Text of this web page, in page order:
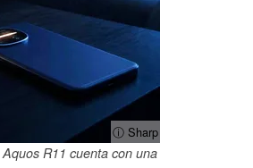
ⓘ Sharp
R11 cuenta con una